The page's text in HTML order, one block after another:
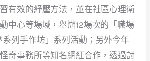
有效的紓壓方法，並在社區心理衛
中心等場域，舉辦12場次的「職場
系列手作坊」系列活動；另外今年
奇事務所等知名網紅合作，透過討